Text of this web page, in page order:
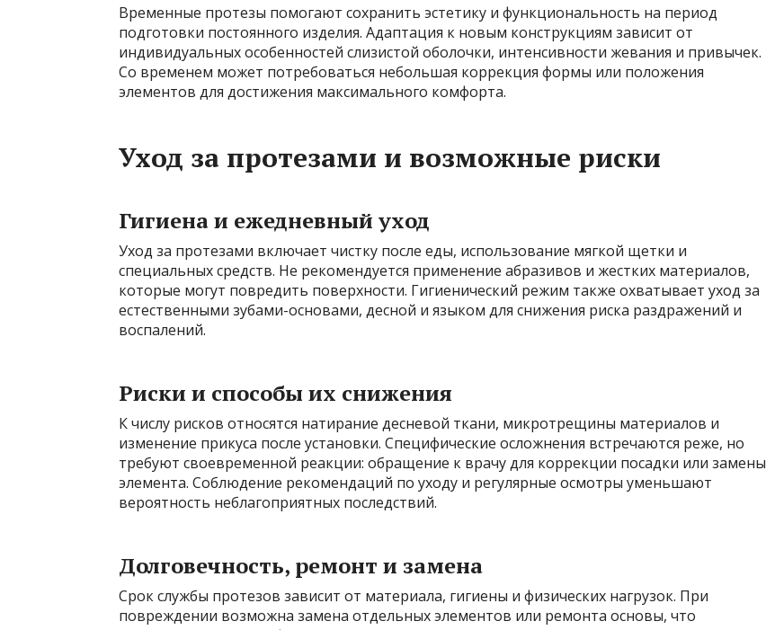
Временные протезы помогают сохранить эстетику и функциональность на период
подготовки постоянного изделия. Адаптация к новым конструкциям зависит от
индивидуальных особенностей слизистой оболочки, интенсивности жевания и привычек.
Со временем может потребоваться небольшая коррекция формы или положения
элементов для достижения максимального комфорта.
Уход за протезами и возможные риски
Гигиена и ежедневный уход
Уход за протезами включает чистку после еды, использование мягкой щетки и
специальных средств. Не рекомендуется применение абразивов и жестких материалов,
которые могут повредить поверхности. Гигиенический режим также охватывает уход за
естественными зубами-основами, десной и языком для снижения риска раздражений и
воспалений.
Риски и способы их снижения
К числу рисков относятся натирание десневой ткани, микротрещины материалов и
изменение прикуса после установки. Специфические осложнения встречаются реже, но
требуют своевременной реакции: обращение к врачу для коррекции посадки или замены
элемента. Соблюдение рекомендаций по уходу и регулярные осмотры уменьшают
вероятность неблагоприятных последствий.
Долговечность, ремонт и замена
Срок службы протезов зависит от материала, гигиены и физических нагрузок. При
повреждении возможна замена отдельных элементов или ремонта основы, что